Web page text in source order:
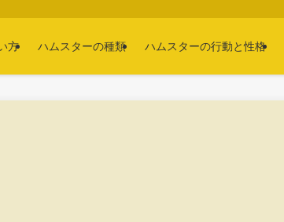
方 ハムスターの種類 ハムスターの行動と性格